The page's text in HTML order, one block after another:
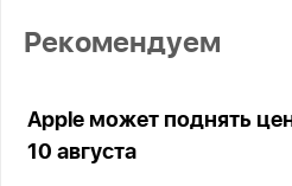
Рекомендуем
Apple может поднять
10 августа